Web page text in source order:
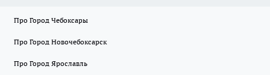
Про Город Чебоксары
Про Город Новочебоксарск
Про Город Ярославль